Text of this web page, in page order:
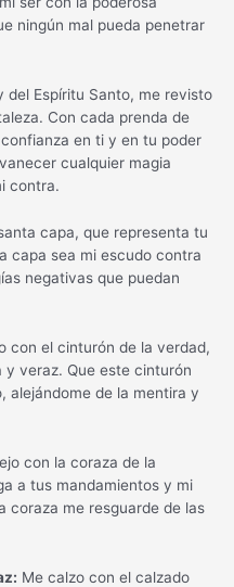
ningún mal pueda penetrar
del Espíritu Santo, me revisto
Con cada prenda de
en ti y en tu poder
cualquier magia
contra.
capa, que representa tu
capa sea mi escudo contra
negativas que puedan
con el cinturón de la verdad,
veraz. Que este cinturón
alejándome de la mentira y
con la coraza de la
a tus mandamientos y mi
coraza me resguarde de las
Me calzo con el calzado